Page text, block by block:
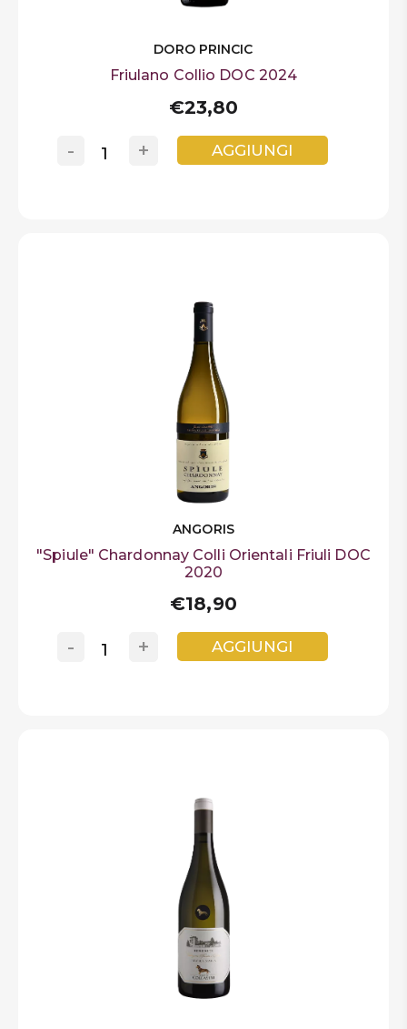
DORO PRINCIC
Friulano Collio DOC 2024
€23,80
+
- AGGIUNGI
ANGORIS
"Spiule" Chardonnay Colli Orientali Friuli DOC
2020
€18,90
+
- AGGIUNGI